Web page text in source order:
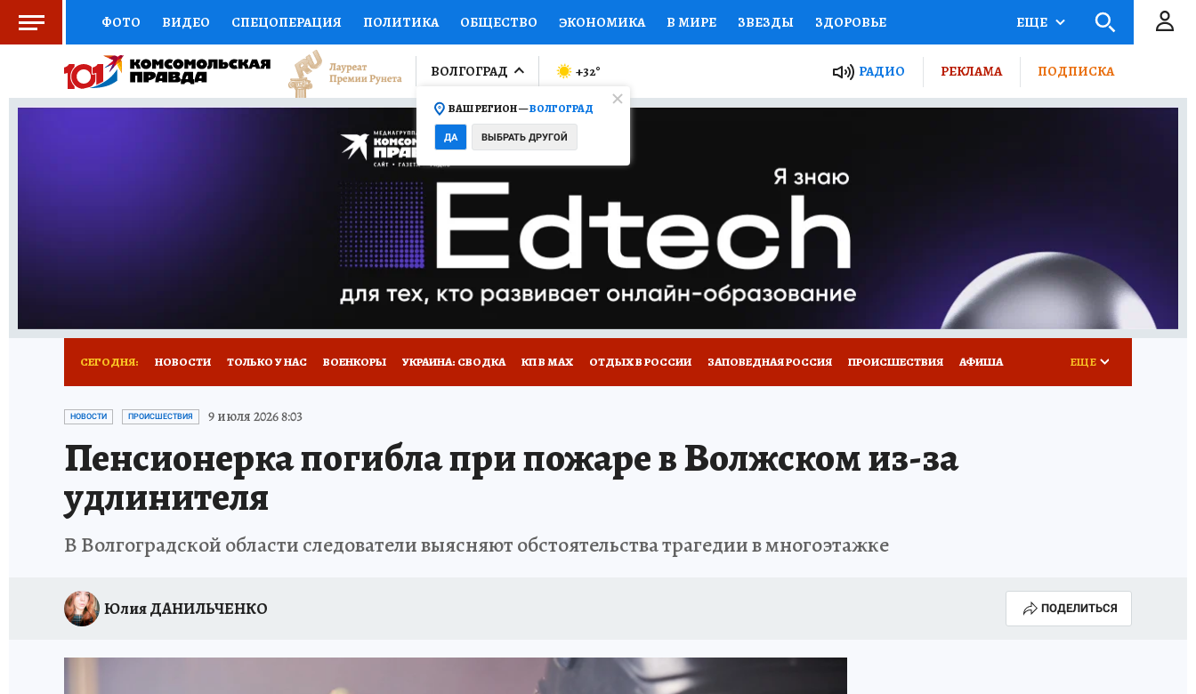
ФОТО ВИДЕО СПЕЦОПЕРАЦИЯ ПОЛИТИКА ОБЩЕСТВО ЭКОНОМИКА В МИРЕ ЗВЕЗДЫ ЗДОРОВЬЕ
СОЦПОДДЕРЖКА НАУКА СПОРТ КОЛУМНИСТЫ ПРОИСШЕСТВИЯ НАЦИОНАЛЬНЫЕ ПРОЕКТЫ РОССИИ
ВЫБОР ЭКСПЕРТОВ ДОКТОР ФИНАНСЫ ОТКРЫВАЕМ МИР Я ЗНАЮ СЕМЬЯ ЖЕНСКИЕ СЕКРЕТЫ ПУТЕВОДИТЕЛЬ
ПРОГНОЗЫ НА СПОРТ ПРОМОКОДЫ СЕРИАЛЫ
ТЕЛЕВИЗОР КОЛЛЕКЦИИ КОНКУРСЫ ГИД ПОТРЕБИТЕЛЯ
НОВОЕ НА САЙТЕ
ЕЩЕ
ВОЛГОГРАД
ВАШ РЕГИОН —ВОЛГОГРАД
ДА ВЫБРАТЬ ДРУГОЙ
+32° РАДИО РЕКЛАМА ПОДПИСКА
СЕГОДНЯ: НОВОСТИ ТОЛЬКО У НАС ВОЕНКОРЫ УКРАИНА: СВОДКА КП В МАХ ОТДЫХ В РОССИИ ЗАПОВЕДНАЯ РОССИЯ ПРОИСШЕСТВИЯ АФИША
ИСПЫТАНО НА СЕБЕ
ЕЩЕ
НОВОСТИ ПРОИСШЕСТВИЯ 9 июля 2026 8:03
Пенсионерка погибла при пожаре в Волжском из-за
удлинителя
В Волгоградской области следователи выясняют обстоятельства трагедии в многоэтажке
Юлия ДАНИЛЬЧЕНКО ПОДЕЛИТЬСЯ